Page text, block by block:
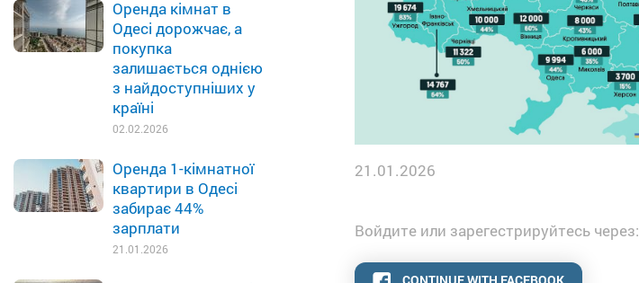
Оренда кімнат в
Одесі дорожчає, а
покупка
залишається однією
з найдоступніших у
країні
02.02.2026
Оренда 1-кімнатної
квартири в Одесі
забирає 44%
зарплати
21.01.2026
21.01.2026
Войдите или зарегестрируйтесь через:
CONTINUE WITH FACEBOOK